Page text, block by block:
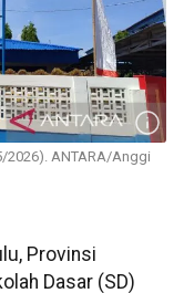
2026). ANTARA/Anggi
Provinsi
Dasar (SD)